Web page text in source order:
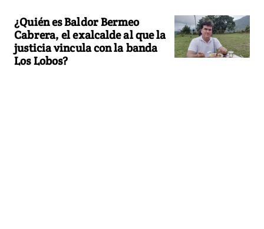
¿Quién es Baldor Bermeo
Cabrera, el exalcalde al que la
justicia vincula con la banda
Los Lobos?